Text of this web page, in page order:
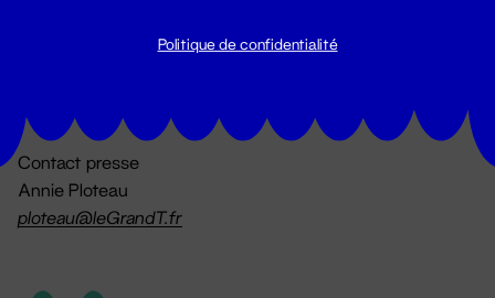
Contact presse
Annie Ploteau
ploteau@leGrandT.fr
Politique de confidentialité